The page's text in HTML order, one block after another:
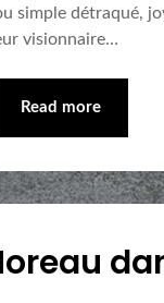
détraqué,
visionnaire…
Read more